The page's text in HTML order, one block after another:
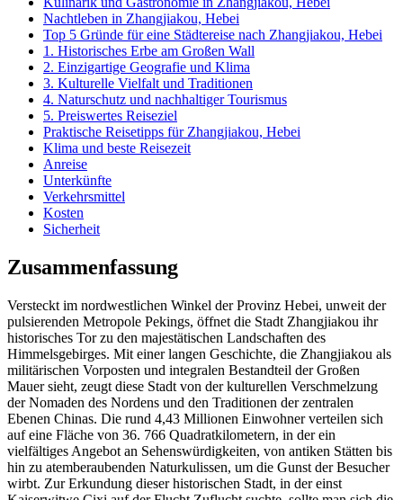
Nachtleben in Zhangjiakou, Hebei
Top 5 Gründe für eine Städtereise nach Zhangjiakou, Hebei
1. Historisches Erbe am Großen Wall
2. Einzigartige Geografie und Klima
3. Kulturelle Vielfalt und Traditionen
4. Naturschutz und nachhaltiger Tourismus
5. Preiswertes Reiseziel
Praktische Reisetipps für Zhangjiakou, Hebei
Klima und beste Reisezeit
Anreise
Unterkünfte
Verkehrsmittel
Kosten
Sicherheit
Zusammenfassung
Versteckt im nordwestlichen Winkel der Provinz Hebei, unweit der
pulsierenden Metropole Pekings, öffnet die Stadt Zhangjiakou ihr
historisches Tor zu den majestätischen Landschaften des
Himmelsgebirges. Mit einer langen Geschichte, die Zhangjiakou als
militärischen Vorposten und integralen Bestandteil der Großen
Mauer sieht, zeugt diese Stadt von der kulturellen Verschmelzung
der Nomaden des Nordens und den Traditionen der zentralen
Ebenen Chinas. Die rund 4,43 Millionen Einwohner verteilen sich
auf eine Fläche von 36. 766 Quadratkilometern, in der ein
vielfältiges Angebot an Sehenswürdigkeiten, von antiken Stätten bis
hin zu atemberaubenden Naturkulissen, um die Gunst der Besucher
wirbt. Zur Erkundung dieser historischen Stadt, in der einst